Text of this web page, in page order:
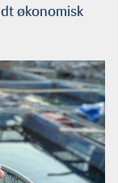
økonomisk